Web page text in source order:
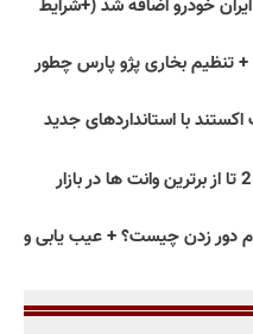
خودرو اضافه شد (+شرایط
تنظیم بخاری پژو پارس چطور
اکستند با استانداردهای جدید
بهترین وانت ها در ایران: معرفی 25 تا از برترین وانت ها در بازار
دور زدن چیست؟ + عیب یابی و